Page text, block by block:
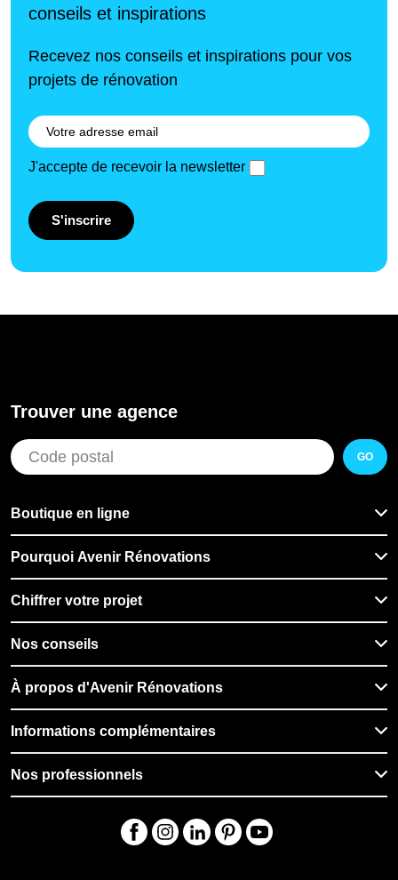
conseils et inspirations
Recevez nos conseils et inspirations pour vos
projets de rénovation
J'accepte de recevoir la newsletter
S'inscrire
Trouver une agence
GO
Boutique en ligne
Pourquoi Avenir Rénovations
Chiffrer votre projet
Nos conseils
À propos d'Avenir Rénovations
Informations complémentaires
Nos professionnels